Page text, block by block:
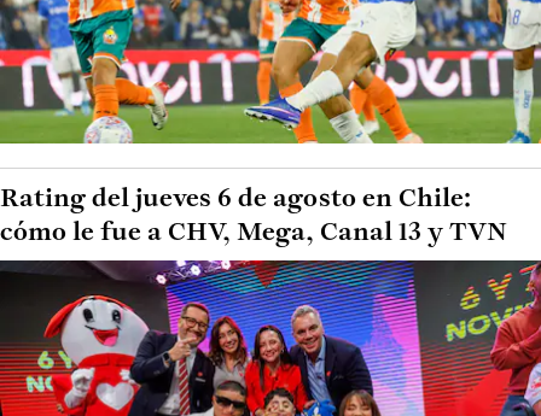
Rating del jueves 6 de agosto en Chile:
cómo le fue a CHV, Mega, Canal 13 y TVN